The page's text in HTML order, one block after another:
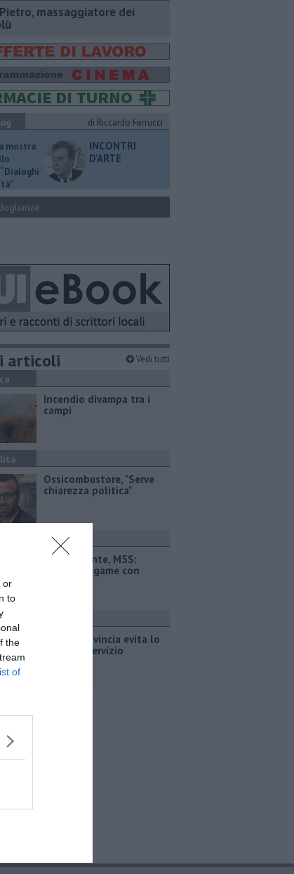
or
to
the
of
massaggiatore dei
di Riccardo Ferrucci
mostra
INCONTRI
D'ARTE
articoli Vedi tutti
Incendio divampa tra i
campi
Ossicombustore, "Serve
chiarezza politica"
Retiambiente, M5S:
"Nessun legame con
Bus, la Provincia evita lo
stop del servizio